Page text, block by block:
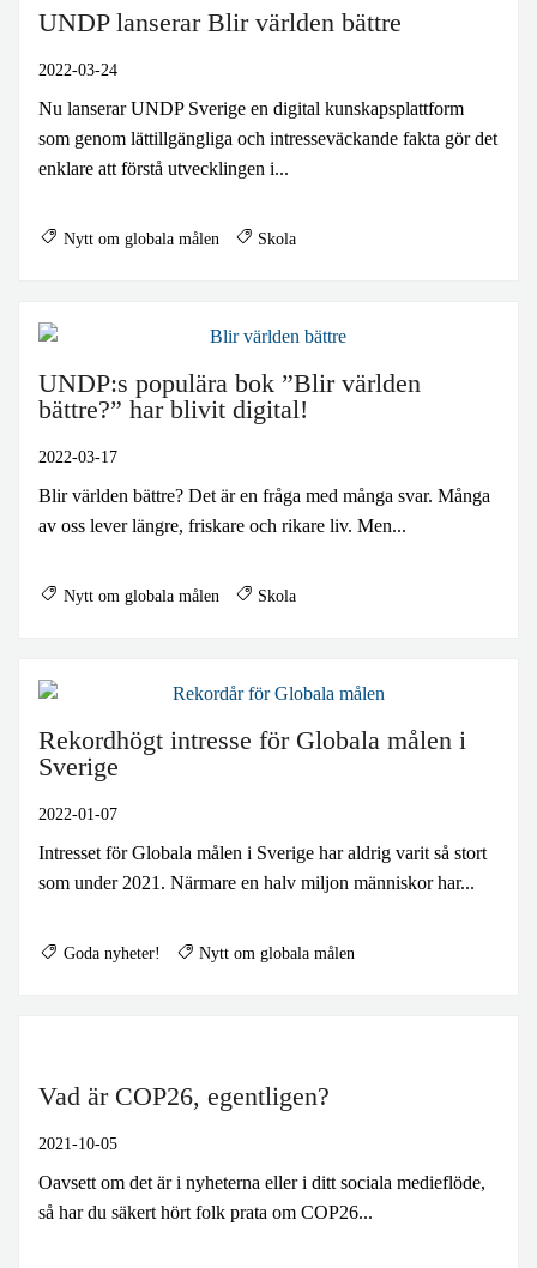
UNDP lanserar Blir världen bättre
2022-03-24
Nu lanserar UNDP Sverige en digital kunskapsplattform
som genom lättillgängliga och intresseväckande fakta gör det
enklare att förstå utvecklingen i...
Nytt om globala målen Skola
UNDP:s populära bok ”Blir världen
bättre?” har blivit digital!
2022-03-17
Blir världen bättre? Det är en fråga med många svar. Många
av oss lever längre, friskare och rikare liv. Men...
Nytt om globala målen Skola
Rekordhögt intresse för Globala målen i
Sverige
2022-01-07
Intresset för Globala målen i Sverige har aldrig varit så stort
som under 2021. Närmare en halv miljon människor har...
Goda nyheter! Nytt om globala målen
Vad är COP26, egentligen?
2021-10-05
Oavsett om det är i nyheterna eller i ditt sociala medieflöde,
så har du säkert hört folk prata om COP26...